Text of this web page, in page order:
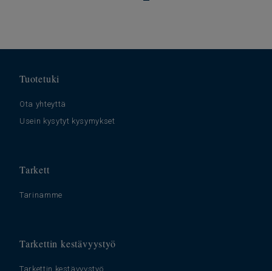
Tuotetuki
Ota yhteyttä
Usein kysytyt kysymykset
Tarkett
Tarinamme
Tarkettin kestävyystyö
Tarkettin kestävyystyö